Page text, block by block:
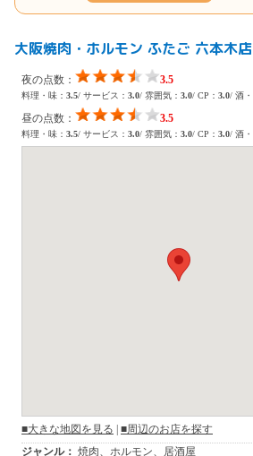
大阪焼肉・ホルモン ふたご 六本木店